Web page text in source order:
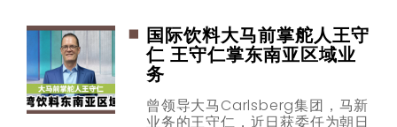
英国儿童文学桂冠作家,也是第4位
获得有关奖项的英国作家,代表作
包括《我们要去捉狗熊》和《巧克
力蛋糕真好吃》。
国际饮料大马前掌舵人王守
仁 王守仁掌东南亚区域业
务
曾领导大马Carlsberg集团，马新
业务的王守仁，近日获委任为朝日